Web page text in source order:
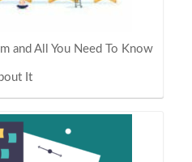
and All You Need To Know
It